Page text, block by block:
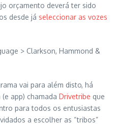
orçamento deverá ter sido
desde já seleccionar as vozes
> Clarkson, Hammond &
vai para além disto, há
app) chamada Drivetribe que
para todos os entusiastas
a escolher as “tribos”